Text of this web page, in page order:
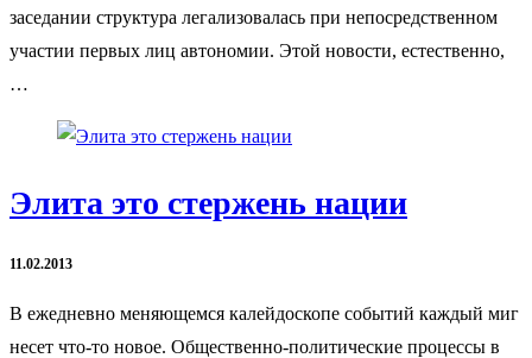
заседании структура легализовалась при непосредственном
участии первых лиц автономии. Этой новости, естественно,
…
Элита это стержень нации
11.02.2013
В ежедневно меняющемся калейдоскопе событий каждый миг
несет что-то новое. Общественно-политические процессы в